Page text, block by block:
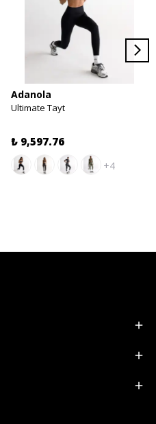
Adanola
Ultimate Tayt
₺ 9,597.76
+4